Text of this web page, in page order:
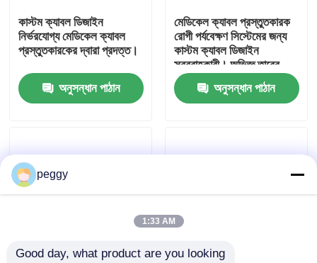
মান নিয়ন্ত্রণ
আমাদের সাথে যোগাযোগ করুন
তারের জোতা
এলভিডিএস ক্যাবল
কাস্টম ক্যাবল ডিজাইন
নির্ভরযোগ্য মেডিকেল ক্যাবল
প্রস্তুতকারকের দ্বারা প্রদত্ত।
অনুসন্ধান পাঠান
মেডিকেল ক্যাবল প্রস্তুতকারক
রোগী পর্যবেক্ষণ সিস্টেমের জন্য
কাস্টম ক্যাবল ডিজাইন
সরবরাহকারী। অভিজ্ঞ তারের
শেল প্রস্তুতকারক আইসিইউ
এবং ডায়াগনস্টিক ডিভাইসের
জন্য নিরাপদ, নমনীয় সমাবেশ
অনুসন্ধান পাঠান
peggy
1:33 AM
Good day, what product are you looking